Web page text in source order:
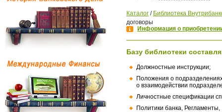
Каталог / Библиотека
договоры
Информация о
Базу библиотеки
Должностные инструкции;
Положения о
о взаимодействии
Личностные спецификации
Политики банка,